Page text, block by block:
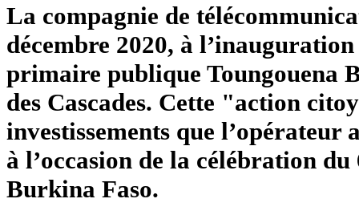
La compagnie de
décembre 2020, à
primaire publique Toungouena
des Cascades. Cette "action
investissements que l’opérateur
à l’occasion de la célébration
Burkina Faso.